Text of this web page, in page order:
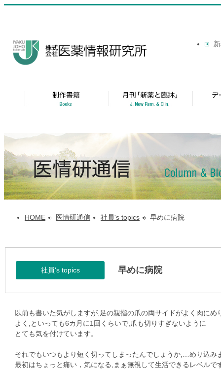
HOME 医情研通信 社員's topics 早めに病院
社員's topics 早めに病院
以前も書いた気がしますが,足の親指の爪の両サイドがよく肉にめ
よく,といっても6カ月に1回くらいで,爪も切りすぎないように
とても気を付けています。
それでもいつもより短く切ってしまったんでしょうか,…めり込み
最初はちょっと痛い，気になる,まぁ無視して生活できるレベルで